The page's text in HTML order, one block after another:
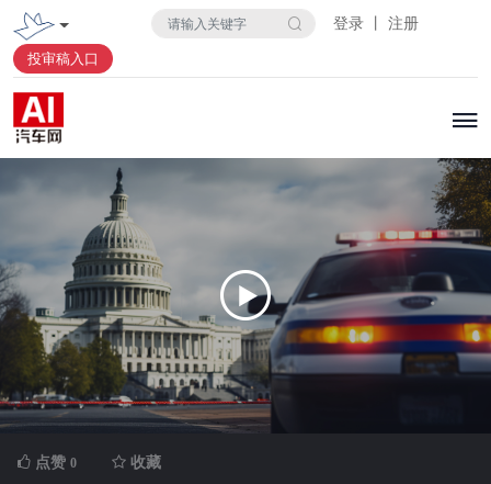
登录 丨 注册
投审稿入口
点赞 0 收藏